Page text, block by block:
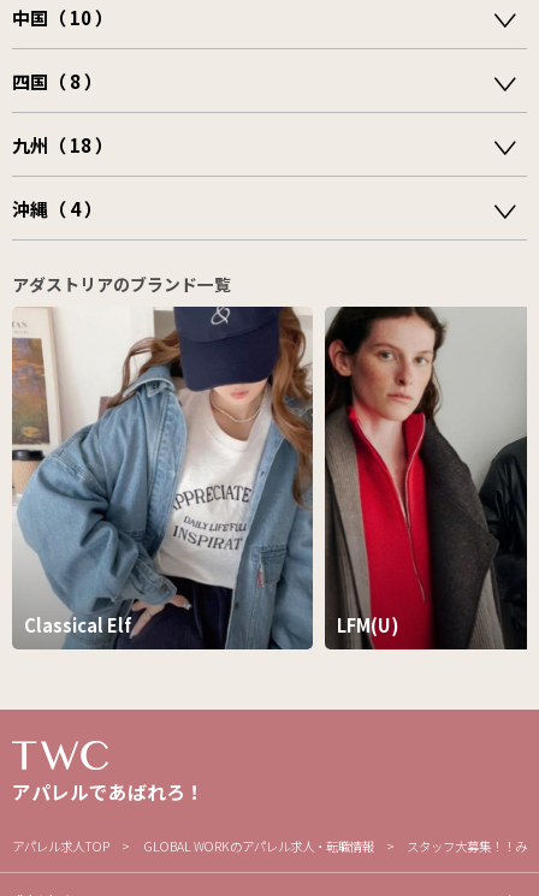
中国（ 10 ）
四国（ 8 ）
九州（ 18 ）
沖縄（ 4 ）
アダストリアのブランド一覧
Classical Elf LFM(U)
アパレルであばれろ！
アパレル求人TOP GLOBAL WORKのアパレル求人・転職情報 スタッフ大募集！！み